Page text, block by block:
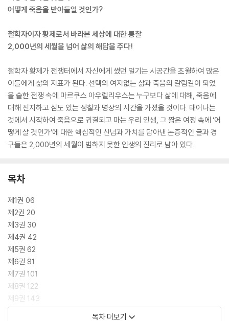
어떻게 죽음을 받아들일 것인가?
철학자이자 황제로서 바라본 세상에 대한 통찰
2,000년의 세월을 넘어 삶의 해답을 주다!
철학자 황제가 전쟁터에서 자신에게 썼던 일기는 시공간을 초월하여 많은
이들에게 삶의 지표가 된다. 선택의 여지없는 삶과 죽음의 갈림길이 되었
을 숱한 전쟁 속에 마르쿠스 아우렐리우스는 누구보다 삶에 대해, 죽음에
대해 진지하고 심도 있는 성찰과 명상의 시간을 가졌을 것이다. 태어나는
것에서 시작하여 죽음으로 귀결되고 마는 우리 인생, 그 짧은 여정 속에 ‘어
떻게 살 것인가’에 대한 핵심적인 신념과 가치를 담아낸 논증적인 글과 경
구들은 2,000년의 세월이 범하지 못한 인생의 진리로 남아 있다.
목차
제1권 06
제2권 20
제3권 30
제4권 42
제5권 62
제6권 81
제7권 101
제8권 122
제9권 143
제10권 163
목차 더보기